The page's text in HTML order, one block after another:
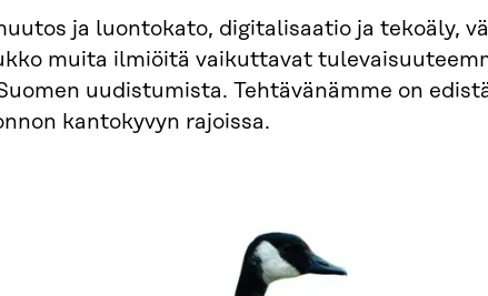
ja luontokato, digitalisaatio ja tekoäly,
muita ilmiöitä vaikuttavat
uudistumista. Tehtävänämme on
kantokyvyn rajoissa.